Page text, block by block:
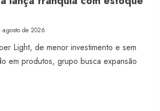
agosto de 2026
Light, de menor investimento e sem
em produtos, grupo busca expansão